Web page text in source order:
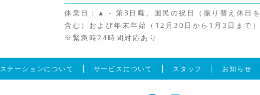
休業日：▲ - 第3日曜、国民の祝日（振り替え休日を
含む）および年末年始（12月30日から1月3日まで）
※緊急時24時間対応あり
ステーションについて サービスについて スタッフ お知らせ